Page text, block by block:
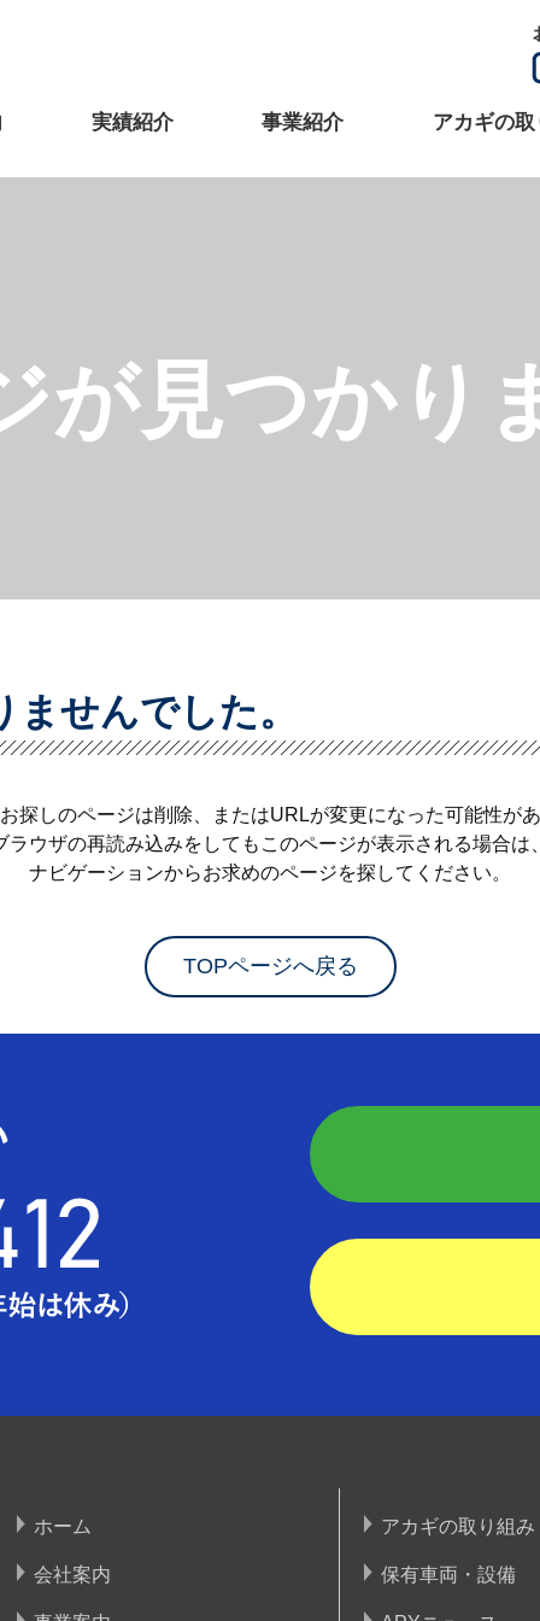
実績紹介 事業紹介 アカギの
が見つかり
せんでした。
探しのページは削除、またはURLが変更になった可能性があ
ラウザの再読み込みをしてもこのページが表示される場合は、
ナビゲーションからお求めのページを探してください。
TOPページへ戻る
ホーム
会社案内
アカギの取り組み
保有車両・設備